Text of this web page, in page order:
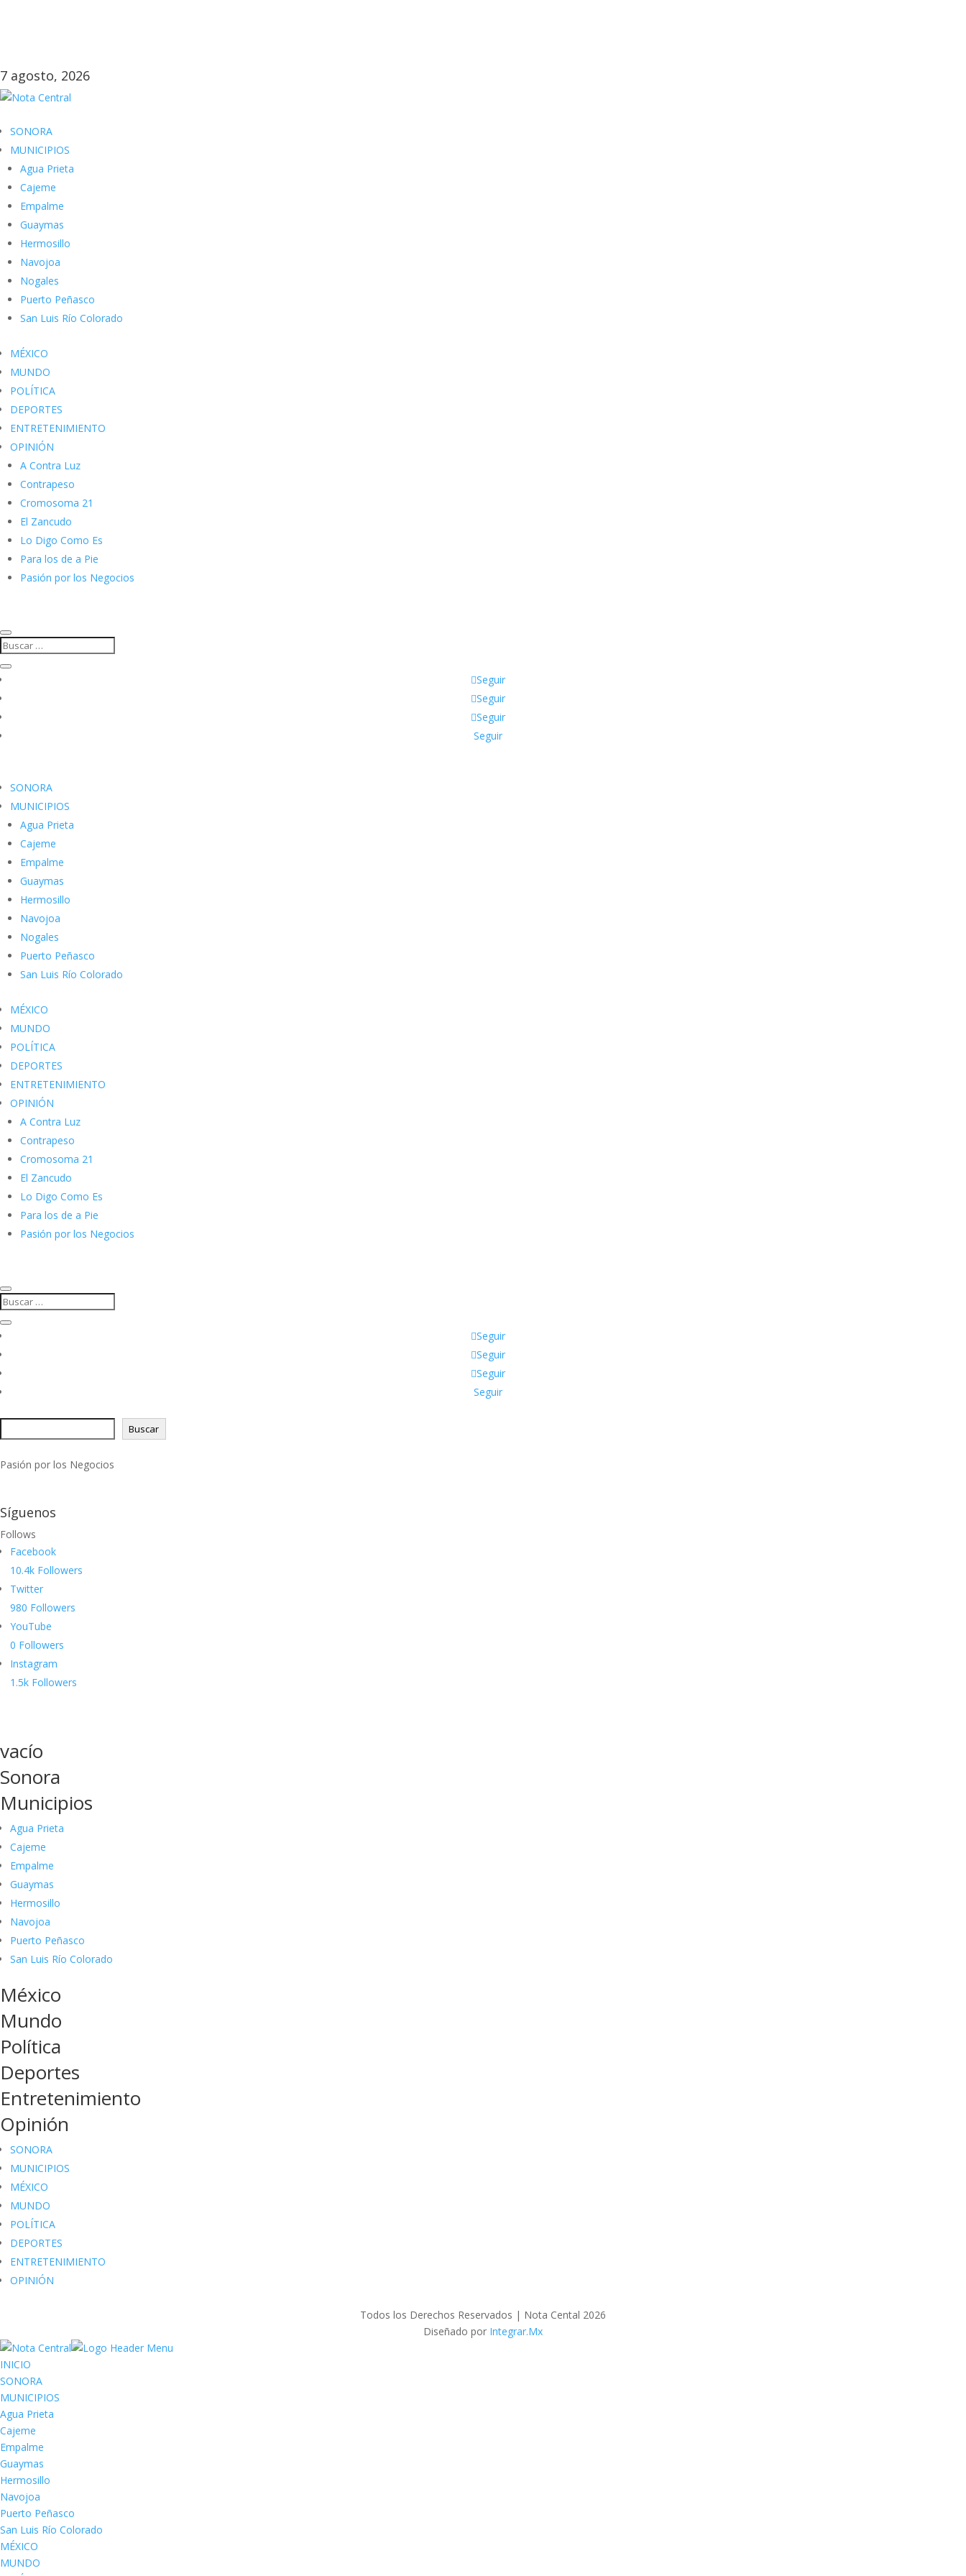
7 agosto, 2026
SONORA
MUNICIPIOS
Agua Prieta
Cajeme
Empalme
Guaymas
Hermosillo
Navojoa
Nogales
Puerto Peñasco
San Luis Río Colorado
MÉXICO
MUNDO
POLÍTICA
DEPORTES
ENTRETENIMIENTO
OPINIÓN
A Contra Luz
Contrapeso
Cromosoma 21
El Zancudo
Lo Digo Como Es
Para los de a Pie
Pasión por los Negocios
Seguir
Seguir
Seguir
Seguir
SONORA
MUNICIPIOS
Agua Prieta
Cajeme
Empalme
Guaymas
Hermosillo
Navojoa
Nogales
Puerto Peñasco
San Luis Río Colorado
MÉXICO
MUNDO
POLÍTICA
DEPORTES
ENTRETENIMIENTO
OPINIÓN
A Contra Luz
Contrapeso
Cromosoma 21
El Zancudo
Lo Digo Como Es
Para los de a Pie
Pasión por los Negocios
Seguir
Seguir
Seguir
Seguir
Buscar
Pasión por los Negocios
Síguenos
Follows
Facebook
10.4k Followers
Twitter
980 Followers
YouTube
0 Followers
Instagram
1.5k Followers
vacío
Sonora
Municipios
Agua Prieta
Cajeme
Empalme
Guaymas
Hermosillo
Navojoa
Puerto Peñasco
San Luis Río Colorado
México
Mundo
Política
Deportes
Entretenimiento
Opinión
SONORA
MUNICIPIOS
MÉXICO
MUNDO
POLÍTICA
DEPORTES
ENTRETENIMIENTO
OPINIÓN
Todos los Derechos Reservados | Nota Cental 2026
Diseñado por Integrar.Mx
INICIO
SONORA
MUNICIPIOS
Agua Prieta
Cajeme
Empalme
Guaymas
Hermosillo
Navojoa
Puerto Peñasco
San Luis Río Colorado
MÉXICO
MUNDO